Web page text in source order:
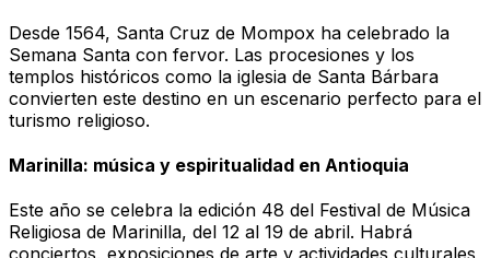
Desde 1564, Santa Cruz de Mompox ha celebrado la
Semana Santa con fervor. Las procesiones y los
templos históricos como la iglesia de Santa Bárbara
convierten este destino en un escenario perfecto para el
turismo religioso.
Marinilla: música y espiritualidad en Antioquia
Este año se celebra la edición 48 del Festival de Música
Religiosa de Marinilla, del 12 al 19 de abril. Habrá